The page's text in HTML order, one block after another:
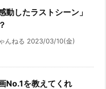
動したラストシーン」
んねる 2023/03/10(金)
No.1を教えてくれ